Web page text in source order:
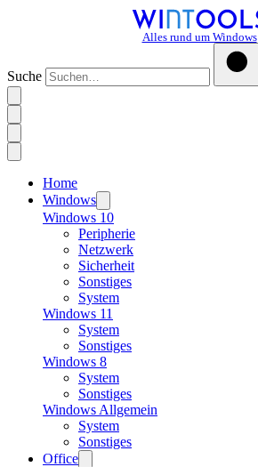
Alles rund um Windows
Suche
Home
Windows
Windows 10
Peripherie
Netzwerk
Sicherheit
Sonstiges
System
Windows 11
System
Sonstiges
Windows 8
System
Sonstiges
Windows Allgemein
System
Sonstiges
Office